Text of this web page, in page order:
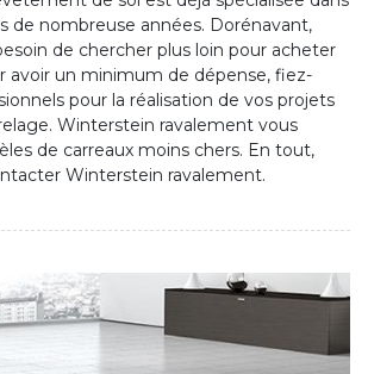
de nombreuse années. Dorénavant,
de chercher plus loin pour acheter
avoir un minimum de dépense, fiez-
pour la réalisation de vos projets
Winterstein ravalement vous
de carreaux moins chers. En tout,
Winterstein ravalement.